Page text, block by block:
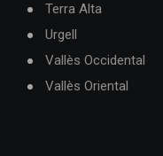
Terra Alta
Urgell
Vallès Occidental
Vallès Oriental